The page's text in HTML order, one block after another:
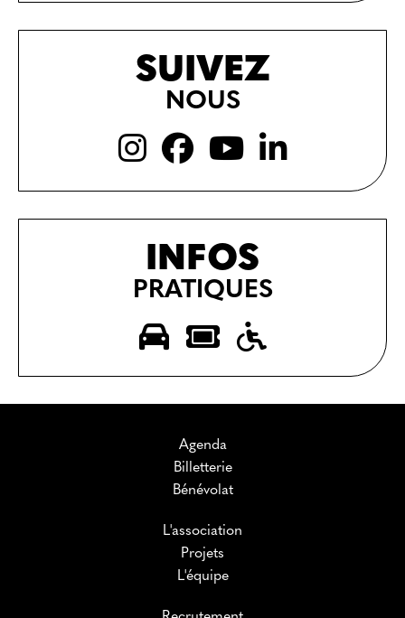
SUIVEZ
NOUS
INFOS
PRATIQUES
Agenda
Billetterie
Bénévolat
L'association
Projets
L'équipe